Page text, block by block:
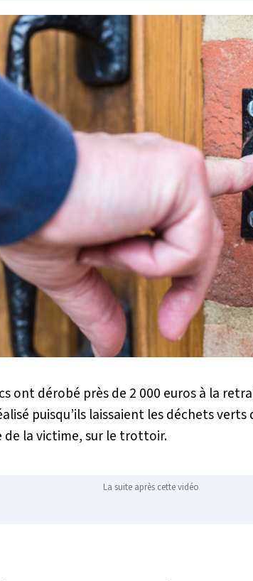
ont dérobé près de 2 000 euros à la
puisqu’ils laissaient les déchets verts
de la victime, sur le trottoir.
La suite après cette vidéo